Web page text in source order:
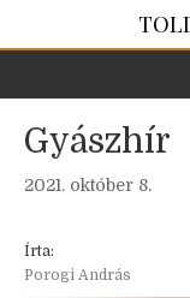
Gyászhír
2021. október 8.
Írta:
Porogi András